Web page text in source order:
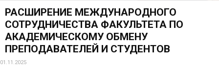
РАСШИРЕНИЕ МЕЖДУНАРОДНОГО
СОТРУДНИЧЕСТВА ФАКУЛЬТЕТА ПО
АКАДЕМИЧЕСКОМУ ОБМЕНУ
ПРЕПОДАВАТЕЛЕЙ И СТУДЕНТОВ
01.11.2025